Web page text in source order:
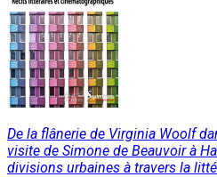
De la flânerie de Virginia Woolf
visite de Simone de Beauvoir à
divisions urbaines à travers la